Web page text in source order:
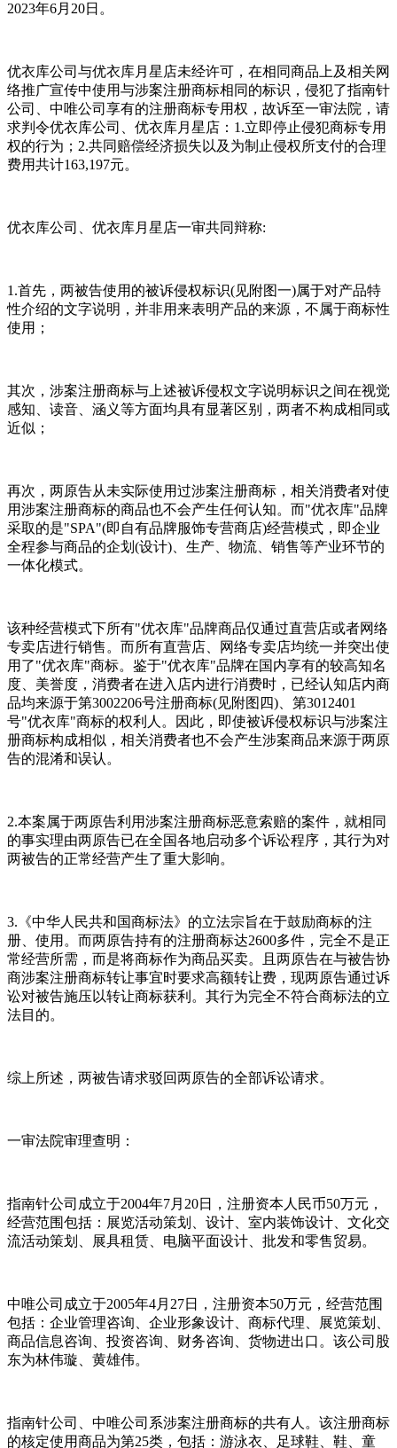
2023年6月20日。
优衣库公司与优衣库月星店未经许可，在相同商品上及相关网
络推广宣传中使用与涉案注册商标相同的标识，侵犯了指南针
公司、中唯公司享有的注册商标专用权，故诉至一审法院，请
求判令优衣库公司、优衣库月星店：1.立即停止侵犯商标专用
权的行为；2.共同赔偿经济损失以及为制止侵权所支付的合理
费用共计163,197元。
优衣库公司、优衣库月星店一审共同辩称:
1.首先，两被告使用的被诉侵权标识(见附图一)属于对产品特
性介绍的文字说明，并非用来表明产品的来源，不属于商标性
使用；
其次，涉案注册商标与上述被诉侵权文字说明标识之间在视觉
感知、读音、涵义等方面均具有显著区别，两者不构成相同或
近似；
再次，两原告从未实际使用过涉案注册商标，相关消费者对使
用涉案注册商标的商品也不会产生任何认知。而"优衣库"品牌
采取的是"SPA"(即自有品牌服饰专营商店)经营模式，即企业
全程参与商品的企划(设计)、生产、物流、销售等产业环节的
一体化模式。
该种经营模式下所有"优衣库"品牌商品仅通过直营店或者网络
专卖店进行销售。而所有直营店、网络专卖店均统一并突出使
用了"优衣库"商标。鉴于"优衣库"品牌在国内享有的较高知名
度、美誉度，消费者在进入店内进行消费时，已经认知店内商
品均来源于第3002206号注册商标(见附图四)、第3012401
号"优衣库"商标的权利人。因此，即使被诉侵权标识与涉案注
册商标构成相似，相关消费者也不会产生涉案商品来源于两原
告的混淆和误认。
2.本案属于两原告利用涉案注册商标恶意索赔的案件，就相同
的事实理由两原告已在全国各地启动多个诉讼程序，其行为对
两被告的正常经营产生了重大影响。
3.《中华人民共和国商标法》的立法宗旨在于鼓励商标的注
册、使用。而两原告持有的注册商标达2600多件，完全不是正
常经营所需，而是将商标作为商品买卖。且两原告在与被告协
商涉案注册商标转让事宜时要求高额转让费，现两原告通过诉
讼对被告施压以转让商标获利。其行为完全不符合商标法的立
法目的。
综上所述，两被告请求驳回两原告的全部诉讼请求。
一审法院审理查明：
指南针公司成立于2004年7月20日，注册资本人民币50万元，
经营范围包括：展览活动策划、设计、室内装饰设计、文化交
流活动策划、展具租赁、电脑平面设计、批发和零售贸易。
中唯公司成立于2005年4月27日，注册资本50万元，经营范围
包括：企业管理咨询、企业形象设计、商标代理、展览策划、
商品信息咨询、投资咨询、财务咨询、货物进出口。该公司股
东为林伟璇、黄雄伟。
指南针公司、中唯公司系涉案注册商标的共有人。该注册商标
的核定使用商品为第25类，包括：游泳衣、足球鞋、鞋、童